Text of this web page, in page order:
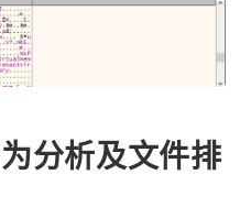
分析及文件排